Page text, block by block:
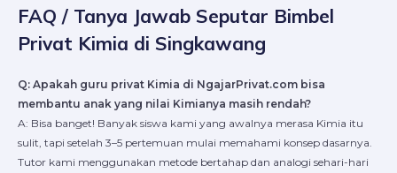
FAQ / Tanya Jawab Seputar Bimbel
Privat Kimia di Singkawang
Q: Apakah guru privat Kimia di NgajarPrivat.com bisa
membantu anak yang nilai Kimianya masih rendah?
A: Bisa banget! Banyak siswa kami yang awalnya merasa Kimia itu
sulit, tapi setelah 3–5 pertemuan mulai memahami konsep dasarnya.
Tutor kami menggunakan metode bertahap dan analogi sehari-hari